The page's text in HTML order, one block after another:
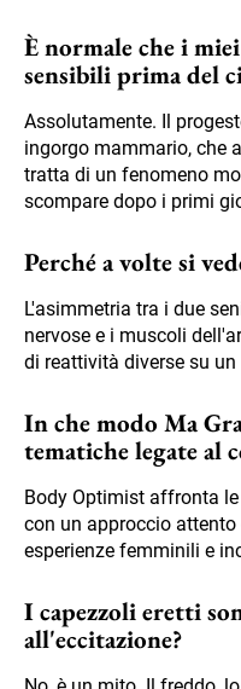
È normale che i
sensibili prima del
Assolutamente. Il
ingorgo mammario, che
tratta di un fenomeno
scompare dopo i primi
Perché a volte si
L'asimmetria tra i due
nervose e i muscoli
di reattività diverse su un
In che modo Ma
tematiche legate al
Body Optimist affronta
con un approccio
esperienze femminili e
I capezzoli eretti
all'eccitazione?